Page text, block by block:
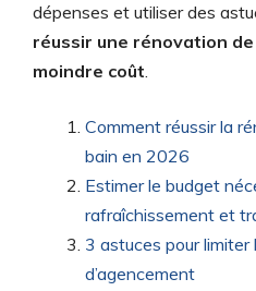
dépenses et utiliser des
réussir une rénovation
moindre coût.
Comment réussir la
bain en 2026
Estimer le budget
rafraîchissement et
3 astuces pour
d’agencement